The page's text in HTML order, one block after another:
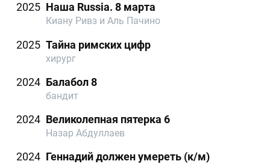
2025 Наша Russia. 8 марта
Киану Ривз и Аль Пачино
2025 Тайна римских цифр
хирург
2024 Балабол 8
бандит
2024 Великолепная пятерка 6
Назар Абдуллаев
2024 Геннадий должен умереть (к/м)